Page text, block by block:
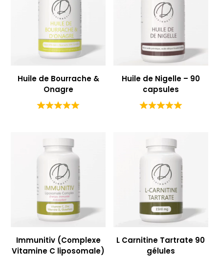
Huile de Bourrache &
Onagre
Huile de Nigelle – 90
capsules
Immunitiv (Complexe
Vitamine C liposomale)
L Carnitine Tartrate 90
gélules